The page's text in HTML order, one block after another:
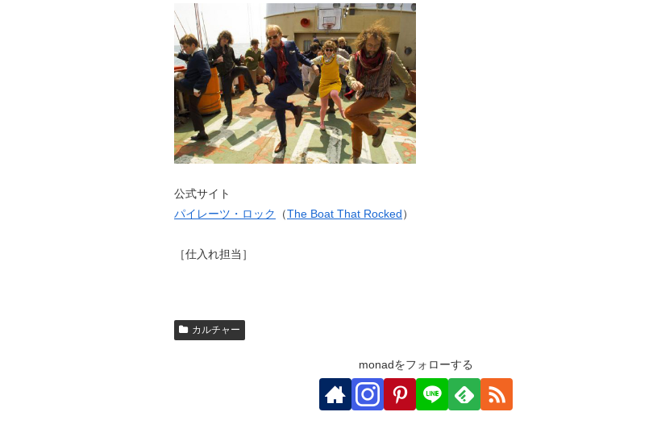
公式サイト
パイレーツ・ロック
（The Boat That Rocked）
［仕入れ担当］
カルチャー
monadをフォローする